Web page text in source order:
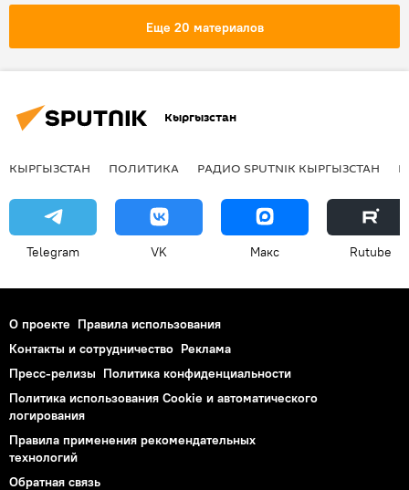
Еще 20 материалов
Кыргызстан
КЫРГЫЗСТАН ПОЛИТИКА РАДИО SPUTNIK КЫРГЫЗСТАН
Telegram VK Макс Rutube
О проекте Правила использования
Контакты и сотрудничество Реклама
Пресс-релизы Политика конфиденциальности
Политика использования Cookie и автоматического
логирования
Правила применения рекомендательных
технологий
Обратная связь